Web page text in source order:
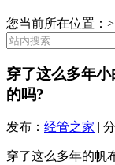
您当前所在位置：>
穿了这么多年
的吗?
发布： 经管之家 |
穿了这么多年的帆